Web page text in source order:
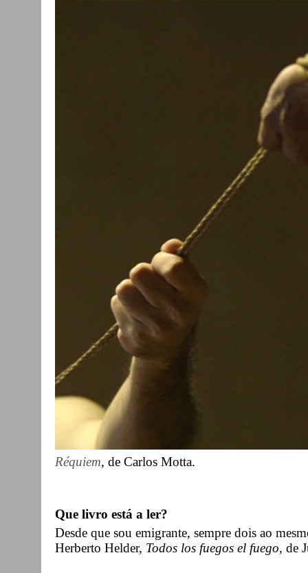
Réquiem, de Carlos Motta.
Que livro está a ler?
Desde que sou emigrante, sempre dois ao
Herberto Helder, Todos los fuegos el fuego, de